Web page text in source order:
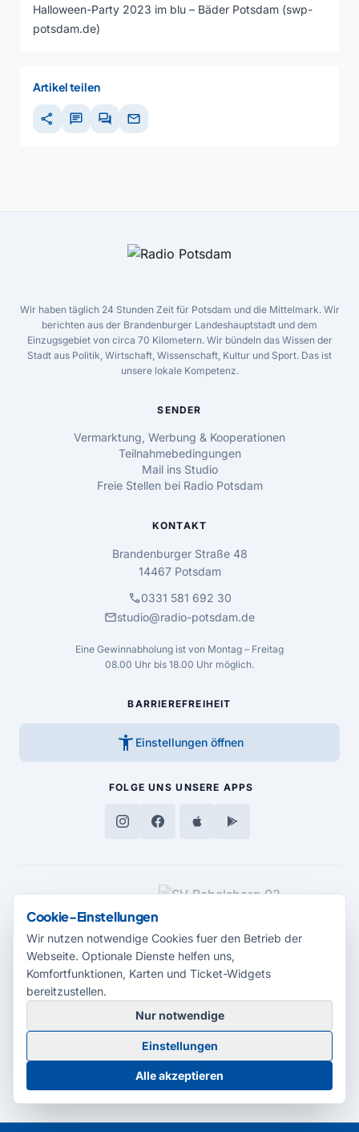
Halloween-Party 2023 im blu – Bäder Potsdam (swp-
potsdam.de)
Artikel teilen
share chat forum mail
Wir haben täglich 24 Stunden Zeit für Potsdam und die Mittelmark. Wir
berichten aus der Brandenburger Landeshauptstadt und dem
Einzugsgebiet von circa 70 Kilometern. Wir bündeln das Wissen der
Stadt aus Politik, Wirtschaft, Wissenschaft, Kultur und Sport. Das ist
unsere lokale Kompetenz.
SENDER
Vermarktung, Werbung & Kooperationen
Teilnahmebedingungen
Mail ins Studio
Freie Stellen bei Radio Potsdam
KONTAKT
Brandenburger Straße 48
14467 Potsdam
call0331 581 692 30
mailstudio@radio-potsdam.de
Eine Gewinnabholung ist von Montag – Freitag
08.00 Uhr bis 18.00 Uhr möglich.
BARRIEREFREIHEIT
accessibility_new Einstellungen öffnen
FOLGE UNS UNSERE APPS
MEDIENPARTNER
© 2026 Radio Potsdam. Webseite entwickelt durch dieMedienagentur
Babelsberg
BarrierefreiheitserklärungAGBDatenschutzImpressum
Cookie-Einstellungen
Cookie-Einstellungen
Wir nutzen notwendige Cookies fuer den Betrieb der
Webseite. Optionale Dienste helfen uns,
Komfortfunktionen, Karten und Ticket-Widgets
bereitzustellen.
Nur notwendige
Einstellungen
Alle akzeptieren